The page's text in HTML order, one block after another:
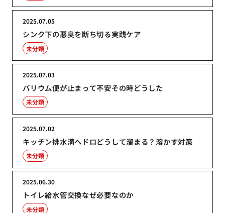
シンク下の悪臭を断ち切る実践ケア
2025.07.05
未分類
バリウム便が止まって不安その時どうした
2025.07.03
未分類
キッチン排水溝ヘドロどうして溜まる？溶かす対策
2025.07.02
未分類
トイレ給水管交換なぜ必要なのか
2025.06.30
未分類